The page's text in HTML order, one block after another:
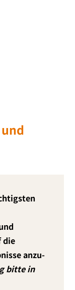
die
anzu­
bit­te in